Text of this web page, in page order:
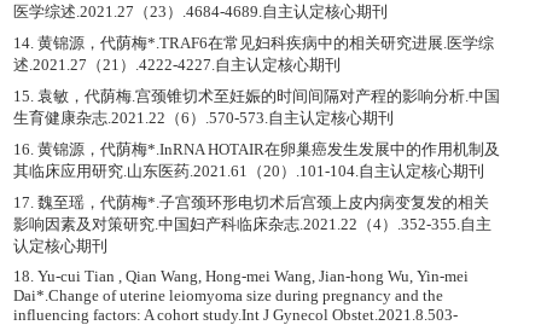
医学综述.2021.27（23）.4684-4689.自主认定核心期刊
14. 黄锦源，代荫梅*.TRAF6在常见妇科疾病中的相关研究进展.医学综
述.2021.27（21）.4222-4227.自主认定核心期刊
15. 袁敏，代荫梅.宫颈锥切术至妊娠的时间间隔对产程的影响分析.中国
生育健康杂志.2021.22（6）.570-573.自主认定核心期刊
16. 黄锦源，代荫梅*.InRNA HOTAIR在卵巢癌发生发展中的作用机制及
其临床应用研究.山东医药.2021.61（20）.101-104.自主认定核心期刊
17. 魏至瑶，代荫梅*.子宫颈环形电切术后宫颈上皮内病变复发的相关
影响因素及对策研究.中国妇产科临床杂志.2021.22（4）.352-355.自主
认定核心期刊
18. Yu-cui Tian , Qian Wang, Hong-mei Wang, Jian-hong Wu, Yin-mei
Dai*.Change of uterine leiomyoma size during pregnancy and the
influencing factors: A cohort study.Int J Gynecol Obstet.2021.8.503-